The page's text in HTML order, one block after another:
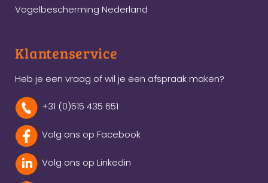
Vogelbescherming Nederland
Klantenservice
Heb je een vraag of wil je een afspraak maken?
+31 (0)515 435 651
Volg ons op Facebook
Volg ons op Linkedin